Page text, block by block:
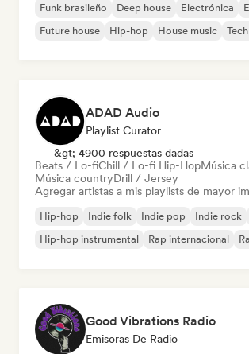
Funk brasileño Deep house Electrónica
Future house
Hip-hop House music
ADAD Audio
Playlist Curator
&gt; 4900 respuestas dadas
Beats / Lo-fiChill / Lo-fi Hip-HopMúsica
Música countryDrill / Jersey
Agregar artistas a mis playlists de mayor
Hip-hop Indie folk Indie pop Indie rock
Hip-hop instrumental
Rap internacional
Good Vibrations Radio
Emisoras De Radio